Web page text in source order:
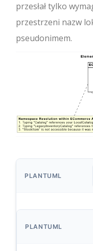
przesłał tylko
przestrzeni nazw
pseudonimem.
PLANTUML
PLANTUML